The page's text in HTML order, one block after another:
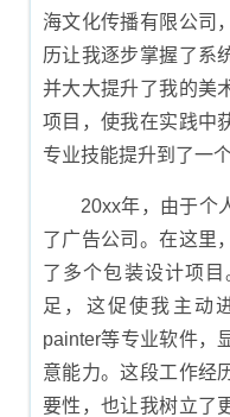
海文化传播有限公司
历让我逐步掌握了系
并大大提升了我的美
项目，使我在实践中
专业技能提升到了一
20xx年，由于个
了广告公司。在这里
了多个包装设计项
足，这促使我主动
painter等专业软件，
意能力。这段工作经
要性，也让我树立了